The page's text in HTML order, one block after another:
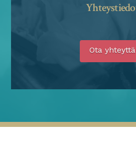
Ota yhteyttä